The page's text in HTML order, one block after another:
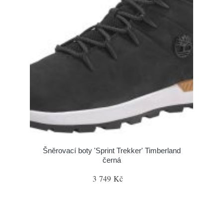
Šněrovací boty 'Sprint Trekker' Timberland
černá
3 749 Kč